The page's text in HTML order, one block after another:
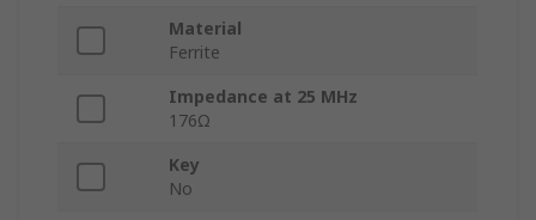
Material
Ferrite
Impedance at 25 MHz
176Ω
Key
No